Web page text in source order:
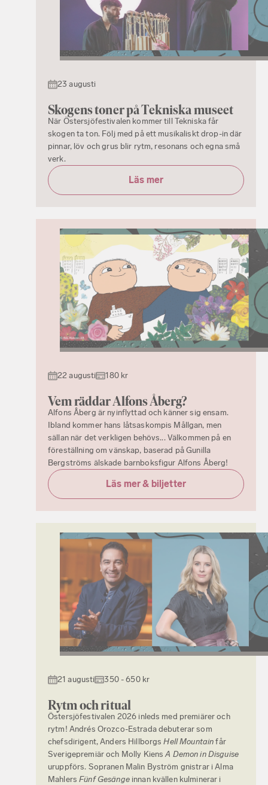
23 augusti
Skogens toner på Tekniska museet
När Östersjöfestivalen kommer till Tekniska får
skogen ta ton. Följ med på ett musikaliskt drop-in där
pinnar, löv och grus blir rytm, resonans och egna små
verk.
Läs mer
22 augusti 180 kr
Vem räddar Alfons Åberg?
Alfons Åberg är nyinflyttad och känner sig ensam.
Ibland kommer hans låtsaskompis Mållgan, men
sällan när det verkligen behövs... Välkommen på en
föreställning om vänskap, baserad på Gunilla
Bergströms älskade barnboksfigur Alfons Åberg!
Läs mer & biljetter
21 augusti 350 - 650 kr
Rytm och ritual
Östersjöfestivalen 2026 inleds med premiärer och
rytm! Andrés Orozco-Estrada debuterar som
chefsdirigent, Anders HillborgsHell Mountainfår
Sverigepremiär och Molly KiensA Demon in Disguise
uruppförs. Sopranen Malin Byström gnistrar i Alma
MahlersFünf Gesänge innan kvällen kulminerar i